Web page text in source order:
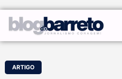
ARTIGO